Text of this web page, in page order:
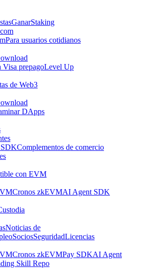
GanarStaking
Para usuarios cotidianos
Visa prepagoLevel Up
de Web3
DApps
Complementos de comercio
con EVM
Cronos zkEVMAI Agent SDK
Noticias de
SociosSeguridadLicencias
Cronos zkEVMPay SDKAI Agent
Skill Repo